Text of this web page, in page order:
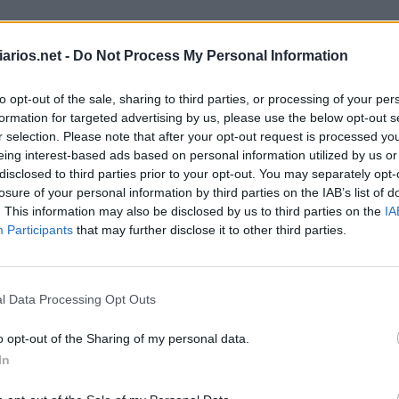
- Do Not Process My Personal Information
opt-out of the sale, sharing to third parties, or processing of your
for targeted advertising by us, please use the below opt-out
selection. Please note that after your opt-out request is processed
interest-based ads based on personal information utilized by us
to third parties prior to your opt-out. You may separately
of your personal information by third parties on the IAB’s list of
This information may also be disclosed by us to third parties on the
Participants that may further disclose it to other third parties.
Data Processing Opt Outs
opt-out of the Sharing of my personal data.
:
Oceano Pacífico:
Band em 2021